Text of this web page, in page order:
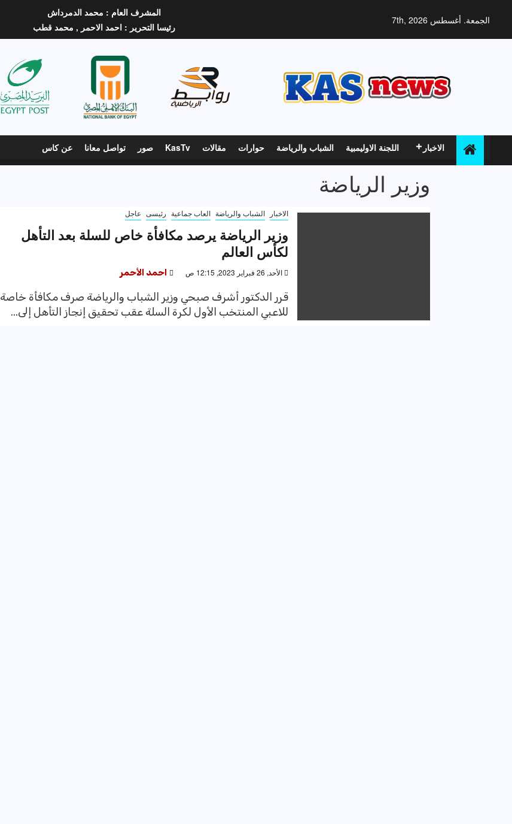
الجمعة. أغسطس 7th, 2026
المشرف العام : محمد الدمرداش
رئيسا التحرير : احمد الاحمر , محمد قطب
الاخبار اللجنة الاوليمبية الشباب والرياضة حوارات مقالات KasTv صور تواصل معانا عن كاس
وزير الرياضة
الاخبار الشباب والرياضة العاب جماعية رئيسى عاجل
وزير الرياضة يرصد مكافأة خاص للسلة بعد التأهل
لكأس العالم
الأحد, 26 فبراير 2023, 12:15 ص احمد الأحمر
قرر الدكتور أشرف صبحي وزير الشباب والرياضة صرف مكافأة خاصة
للاعبي المنتخب الأول لكرة السلة عقب تحقيق إنجاز التأهل إلى...